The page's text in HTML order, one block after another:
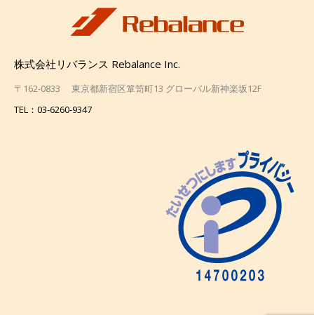
株式会社リバランス Rebalance Inc.
〒162-0833 東京都新宿区箪笥町13 グローバル新神楽坂12F
TEL：03-6260-9347